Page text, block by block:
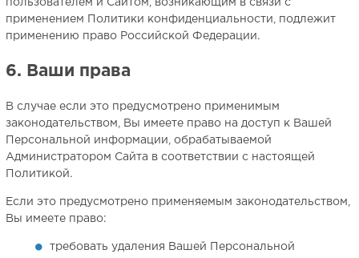
пользователем и Сайтом, возникающим в связи с
применением Политики конфиденциальности, подлежит
применению право Российской Федерации.
6. Ваши права
В случае если это предусмотрено применимым
законодательством, Вы имеете право на доступ к Вашей
Персональной информации, обрабатываемой
Администратором Сайта в соответствии с настоящей
Политикой.
Если это предусмотрено применяемым законодательством,
Вы имеете право:
требовать удаления Вашей Персональной